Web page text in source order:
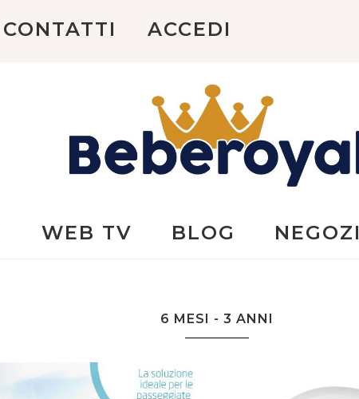
CONTATTI ACCEDI
Beberoyal
WEB TV BLOG NEGOZI
6 MESI - 3 ANNI